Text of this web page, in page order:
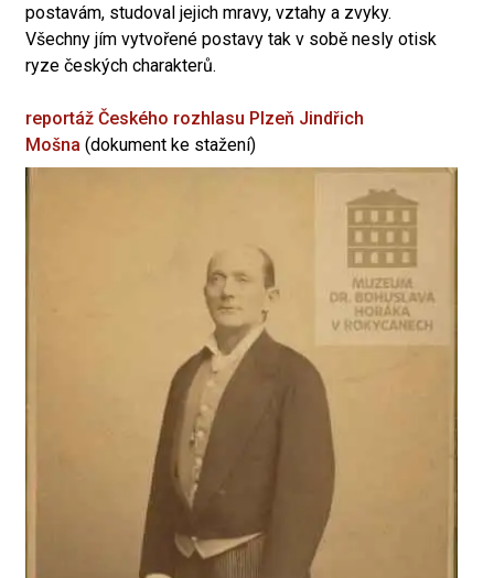
postavám, studoval jejich mravy, vztahy a zvyky.
Všechny jím vytvořené postavy tak v sobě nesly otisk
ryze českých charakterů.
reportáž Českého rozhlasu Plzeň Jindřich
Mošna (dokument ke stažení)